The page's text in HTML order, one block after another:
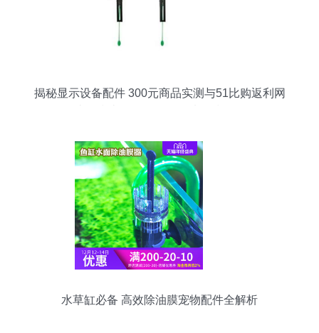
揭秘显示设备配件 300元商品实测与51比购返利网
水草缸必备 高效除油膜宠物配件全解析